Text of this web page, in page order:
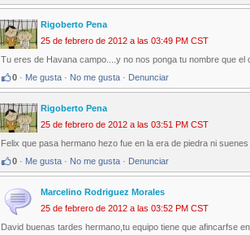
Rigoberto Pena
25 de febrero de 2012 a las 03:49 PM CST
Tu eres de Havana campo....y no nos ponga tu nombre que el
0 · Me gusta · No me gusta · Denunciar
Rigoberto Pena
25 de febrero de 2012 a las 03:51 PM CST
Felix que pasa hermano hezo fue en la era de piedra ni suenes
0 · Me gusta · No me gusta · Denunciar
Marcelino Rodriguez Morales
25 de febrero de 2012 a las 03:52 PM CST
David buenas tardes hermano,tu equipo tiene que afincarfse